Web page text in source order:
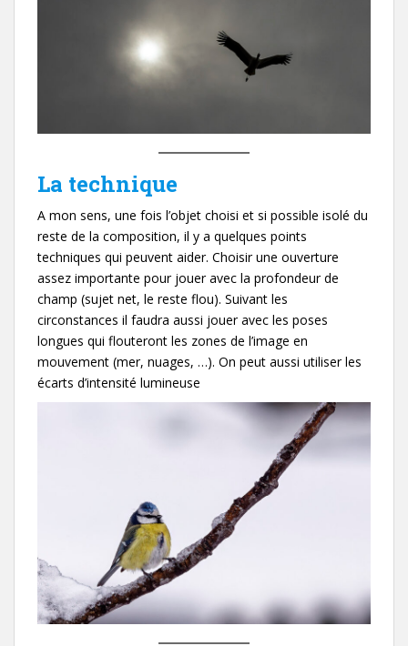
La technique
A mon sens, une fois l’objet choisi et si possible isolé du
reste de la composition, il y a quelques points
techniques qui peuvent aider. Choisir une ouverture
assez importante pour jouer avec la profondeur de
champ (sujet net, le reste flou). Suivant les
circonstances il faudra aussi jouer avec les poses
longues qui flouteront les zones de l’image en
mouvement (mer, nuages, …). On peut aussi utiliser les
écarts d’intensité lumineuse